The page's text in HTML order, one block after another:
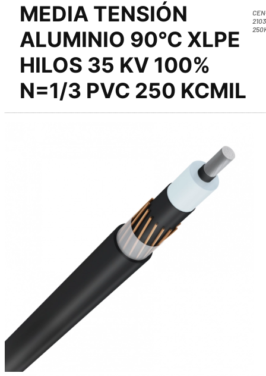
MEDIA TENSIÓN
ALUMINIO 90°C XLPE
HILOS 35 KV 100%
N=1/3 PVC 250 KCMIL